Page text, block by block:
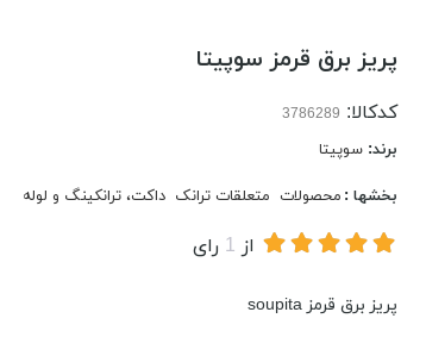
پریز برق قرمز سوپیتا
کدکالا:
برند:سوپیتا
بخشها : محصولات متعلقات ترانک داکت، ترانکینگ و لوله
از 1 رای
پریز برق قرمز soupita